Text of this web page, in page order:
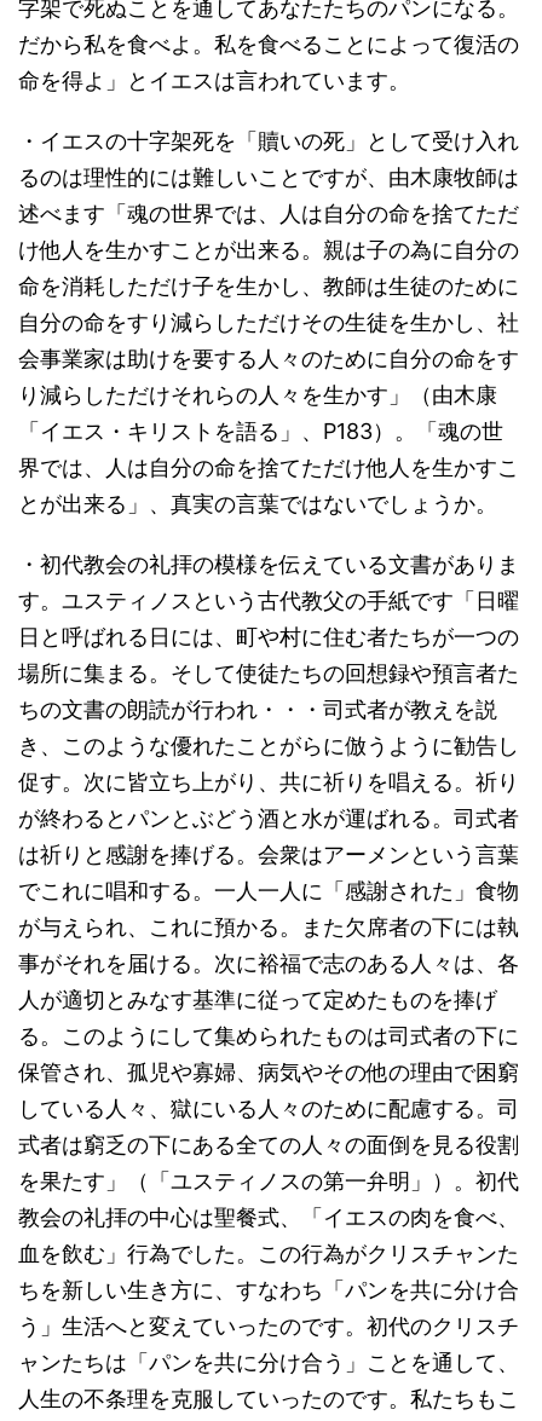
字架で死ぬことを通してあなたたちのパンになる。
だから私を食べよ。私を食べることによって復活の
命を得よ」とイエスは言われています。
・イエスの十字架死を「贖いの死」として受け入れ
るのは理性的には難しいことですが、由木康牧師は
述べます「魂の世界では、人は自分の命を捨てただ
け他人を生かすことが出来る。親は子の為に自分の
命を消耗しただけ子を生かし、教師は生徒のために
自分の命をすり減らしただけその生徒を生かし、社
会事業家は助けを要する人々のために自分の命をす
り減らしただけそれらの人々を生かす」（由木康
「イエス・キリストを語る」、P183）。「魂の世
界では、人は自分の命を捨てただけ他人を生かすこ
とが出来る」、真実の言葉ではないでしょうか。
・初代教会の礼拝の模様を伝えている文書がありま
す。ユスティノスという古代教父の手紙です「日曜
日と呼ばれる日には、町や村に住む者たちが一つの
場所に集まる。そして使徒たちの回想録や預言者た
ちの文書の朗読が行われ・・・司式者が教えを説
き、このような優れたことがらに倣うように勧告し
促す。次に皆立ち上がり、共に祈りを唱える。祈り
が終わるとパンとぶどう酒と水が運ばれる。司式者
は祈りと感謝を捧げる。会衆はアーメンという言葉
でこれに唱和する。一人一人に「感謝された」食物
が与えられ、これに預かる。また欠席者の下には執
事がそれを届ける。次に裕福で志のある人々は、各
人が適切とみなす基準に従って定めたものを捧げ
る。このようにして集められたものは司式者の下に
保管され、孤児や寡婦、病気やその他の理由で困窮
している人々、獄にいる人々のために配慮する。司
式者は窮乏の下にある全ての人々の面倒を見る役割
を果たす」（「ユスティノスの第一弁明」）。初代
教会の礼拝の中心は聖餐式、「イエスの肉を食べ、
血を飲む」行為でした。この行為がクリスチャンた
ちを新しい生き方に、すなわち「パンを共に分け合
う」生活へと変えていったのです。初代のクリスチ
ャンたちは「パンを共に分け合う」ことを通して、
人生の不条理を克服していったのです。私たちもこ